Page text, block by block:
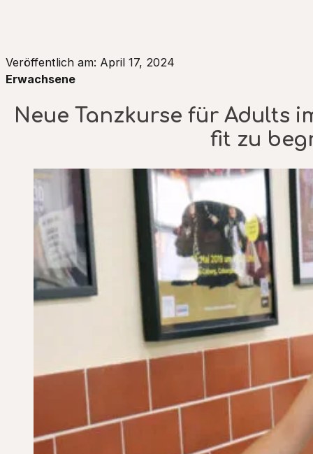
Veröffentlich am: April 17, 2024
Erwachsene
Neue Tanzkurse für Adults
fit zu